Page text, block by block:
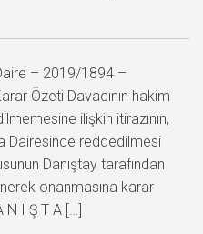
– 2019/1894 –
Özeti Davacının hakim
ilişkin itirazının,
Dairesince reddedilmesi
Danıştay tarafından
onanmasına karar
N I Ş T A […]